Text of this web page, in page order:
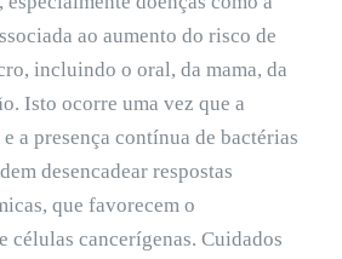
ao aumento do risco de
incluindo o oral, da mama, da
Isto ocorre uma vez que a
a presença contínua de bactérias
desencadear respostas
que favorecem o
células cancerígenas. Cuidados